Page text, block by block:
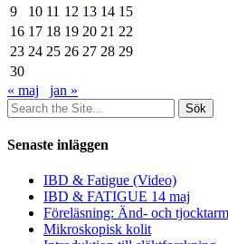
9
10 11 12 13 14 15
16 17 18 19 20 21 22
23 24 25 26 27 28 29
30
« maj
jan »
Sök
efter:
Senaste inläggen
IBD & Fatigue (Video)
IBD & FATIGUE 14 maj
Föreläsning: Änd- och
Mikroskopisk kolit